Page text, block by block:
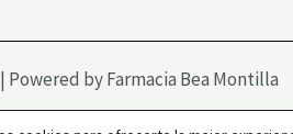
by Farmacia Bea Montilla